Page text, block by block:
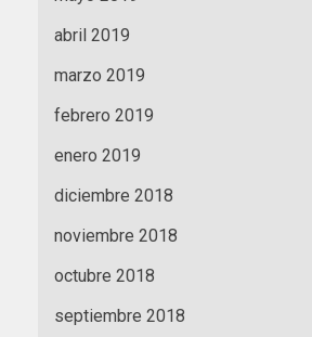
abril 2019
marzo 2019
febrero 2019
enero 2019
diciembre 2018
noviembre 2018
octubre 2018
septiembre 2018